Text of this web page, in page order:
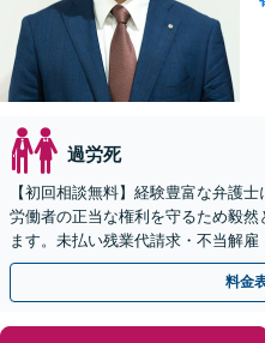
過労死
【初回相談無料】経験豊富な弁護
労働者の正当な権利を守るため毅
ます。未払い残業代請求・不当解
前駅直結】【複数拠点あり】
料金